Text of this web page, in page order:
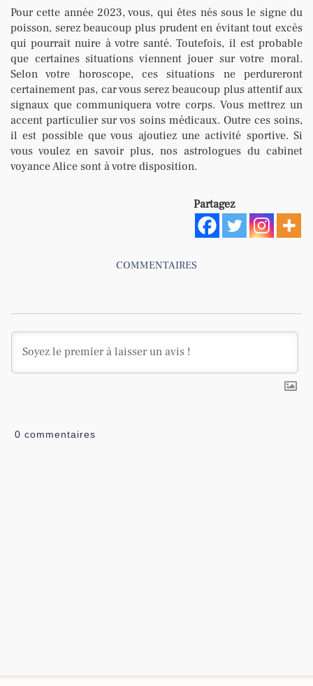
Pour cette année 2023, vous, qui êtes nés sous le signe du
poisson, serez beaucoup plus prudent en évitant tout excès
qui pourrait nuire à votre santé. Toutefois, il est probable
que certaines situations viennent jouer sur votre moral.
Selon votre horoscope, ces situations ne perdureront
certainement pas, car vous serez beaucoup plus attentif aux
signaux que communiquera votre corps. Vous mettrez un
accent particulier sur vos soins médicaux. Outre ces soins,
il est possible que vous ajoutiez une activité sportive. Si
vous voulez en savoir plus, nos astrologues du cabinet
voyance Alice sont à votre disposition.
Partagez
COMMENTAIRES
0 commentaires